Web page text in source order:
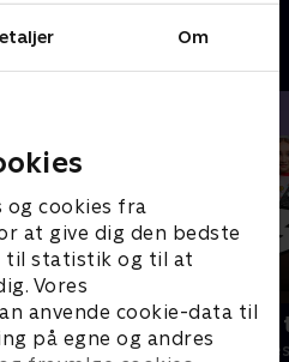
Om
og cookies fra
at give dig den bedste
til statistik og til at
Vores
anvende cookie-data til
på egne og andres
Bert (dansk
Komedie • 1